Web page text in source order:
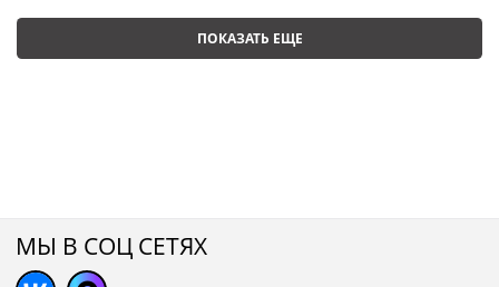
ПОКАЗАТЬ ЕЩЕ
МЫ В СОЦ СЕТЯХ